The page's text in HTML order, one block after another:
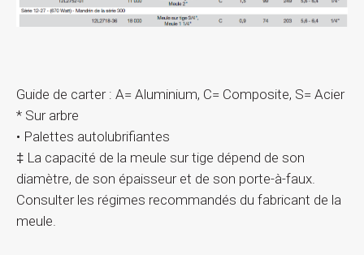
Guide de carter : A= Aluminium, C= Composite, S= Acier
* Sur arbre
• Palettes autolubrifiantes
‡ La capacité de la meule sur tige dépend de son
diamètre, de son épaisseur et de son porte-à-faux.
Consulter les régimes recommandés du fabricant de la
meule.